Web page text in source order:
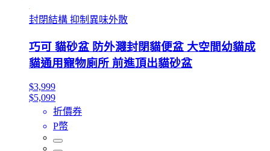
封閉結構 抑制異味外散
巧可 貓砂盆 防外濺封閉貓便盆 大空間幼貓成
貓通用寵物廁所 前進頂出貓砂盆
$3,999
$5,099
折價券
P幣